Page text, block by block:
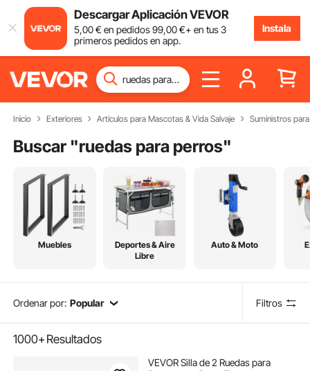
Descargar Aplicación VEVOR
5,00€ en pedidos99,00€+ en tus 3
primeros pedidos en app.
Instala
Inicio Exteriores Artículos para Mascotas & Vida Salvaje Suministros
Buscar "ruedas para perros"
Muebles
Deportes & Aire
Libre
Auto & Moto
Ordenar por: Popular Filtros
1000+Resultados
VEVOR Silla de 2 Ruedas para